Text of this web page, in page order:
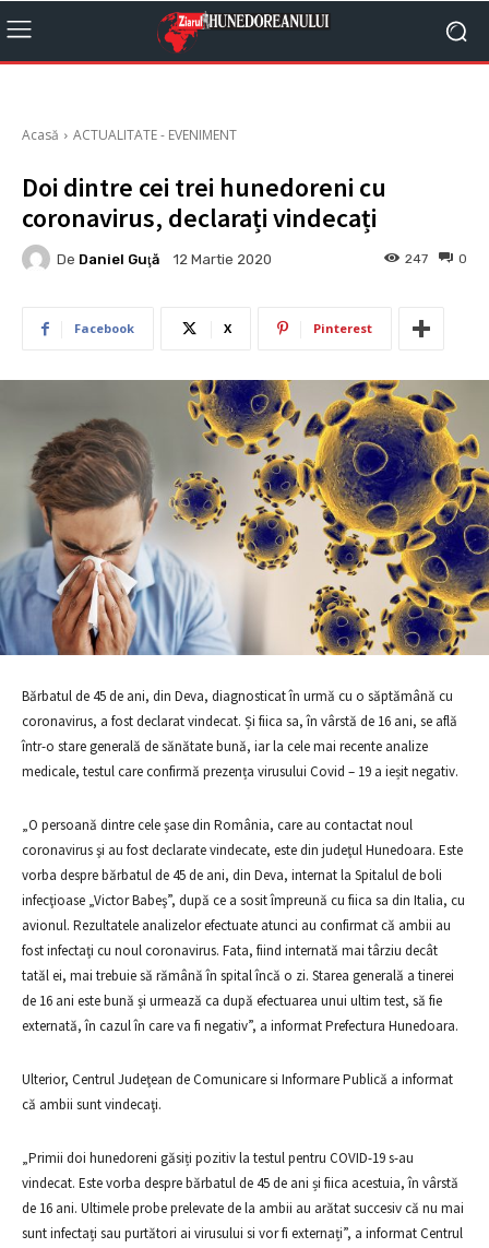
Acasă ACTUALITATE - EVENIMENT
Doi dintre cei trei hunedoreni cu
coronavirus, declarați vindecați
De Daniel Guţă 12 Martie 2020 0
247
Facebook X Pinterest
Bărbatul de 45 de ani, din Deva, diagnosticat în urmă cu o săptămână cu
coronavirus, a fost declarat vindecat. Și fiica sa, în vârstă de 16 ani, se află
într-o stare generală de sănătate bună, iar la cele mai recente analize
medicale, testul care confirmă prezența virusului Covid – 19 a ieșit negativ.
„O persoană dintre cele şase din România, care au contactat noul
coronavirus şi au fost declarate vindecate, este din judeţul Hunedoara. Este
vorba despre bărbatul de 45 de ani, din Deva, internat la Spitalul de boli
infecţioase „Victor Babeş”, după ce a sosit împreună cu fiica sa din Italia, cu
avionul. Rezultatele analizelor efectuate atunci au confirmat că ambii au
fost infectaţi cu noul coronavirus. Fata, fiind internată mai târziu decât
tatăl ei, mai trebuie să rămână în spital încă o zi. Starea generală a tinerei
de 16 ani este bună şi urmează ca după efectuarea unui ultim test, să fie
externată, în cazul în care va fi negativ”, a informat Prefectura Hunedoara.
Ulterior, Centrul Judeţean de Comunicare si Informare Publică a informat
că ambii sunt vindecaţi.
„Primii doi hunedoreni găsiți pozitiv la testul pentru COVID-19 s-au
vindecat. Este vorba despre bărbatul de 45 de ani și fiica acestuia, în vârstă
de 16 ani. Ultimele probe prelevate de la ambii au arătat succesiv că nu mai
sunt infectați sau purtători ai virusului si vor fi externați”, a informat Centrul